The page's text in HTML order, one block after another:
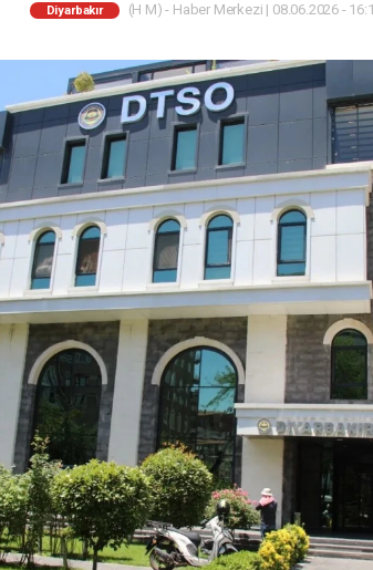
Diyarbakır (H M) - Haber Merkezi | 08.06.2026 -